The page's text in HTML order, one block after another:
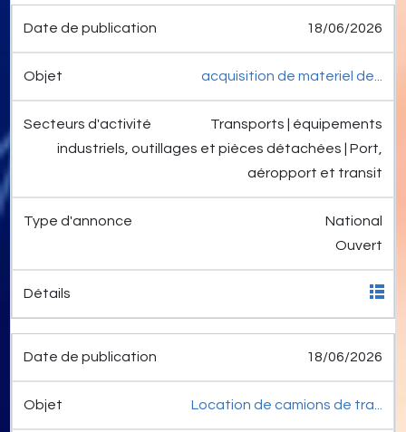
18/06/2026
acquisition de materiel de...
Transports | équipements
industriels, outillages et pièces détachées | Port,
aéropport et transit
National
Ouvert
18/06/2026
Location de camions de tra...